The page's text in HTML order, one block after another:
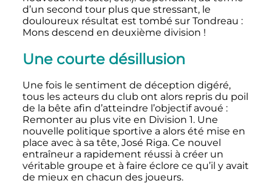
d’un second tour plus que stressant, le
douloureux résultat est tombé sur Tondreau :
Mons descend en deuxième division !
Une courte désillusion
Une fois le sentiment de déception digéré,
tous les acteurs du club ont alors repris du poil
de la bête afin d’atteindre l’objectif avoué :
Remonter au plus vite en Division 1. Une
nouvelle politique sportive a alors été mise en
place avec à sa tête, José Riga. Ce nouvel
entraîneur a rapidement réussi à créer un
véritable groupe et à faire éclore ce qu’il y avait
de mieux en chacun des joueurs.